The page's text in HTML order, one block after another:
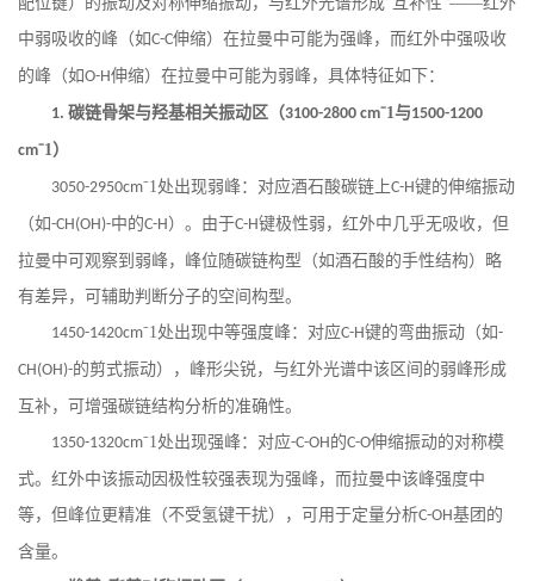
中弱吸收的峰（如C-C伸缩）在拉曼中可能为强峰，而红外中强吸收
的峰（如O-H伸缩）在拉曼中可能为弱峰，具体特征如下：
1. 碳链骨架与羟基相关振动区（3100-2800 cm⁻1与1500-1200
cm⁻1）
3050-2950cm⁻1处出现弱峰：对应酒石酸碳链上C-H键的伸缩振动
（如-CH(OH)-中的C-H）。由于C-H键极性弱，红外中几乎无吸收，但
拉曼中可观察到弱峰，峰位随碳链构型（如酒石酸的手性结构）略
有差异，可辅助判断分子的空间构型。
1450-1420cm⁻1处出现中等强度峰：对应C-H键的弯曲振动（如-
CH(OH)-的剪式振动），峰形尖锐，与红外光谱中该区间的弱峰形成
互补，可增强碳链结构分析的准确性。
1350-1320cm⁻1处出现强峰：对应-C-OH的C-O伸缩振动的对称模
式。红外中该振动因极性较强表现为强峰，而拉曼中该峰强度中
等，但峰位更精准（不受氢键干扰），可用于定量分析C-OH基团的
含量。